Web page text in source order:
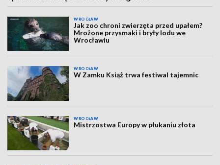
WROCŁAW
Jak zoo chroni zwierzęta przed upałem?
Mrożone przysmaki i bryły lodu we
Wrocławiu
WROCŁAW
W Zamku Książ trwa festiwal tajemnic
WROCŁAW
Mistrzostwa Europy w płukaniu złota